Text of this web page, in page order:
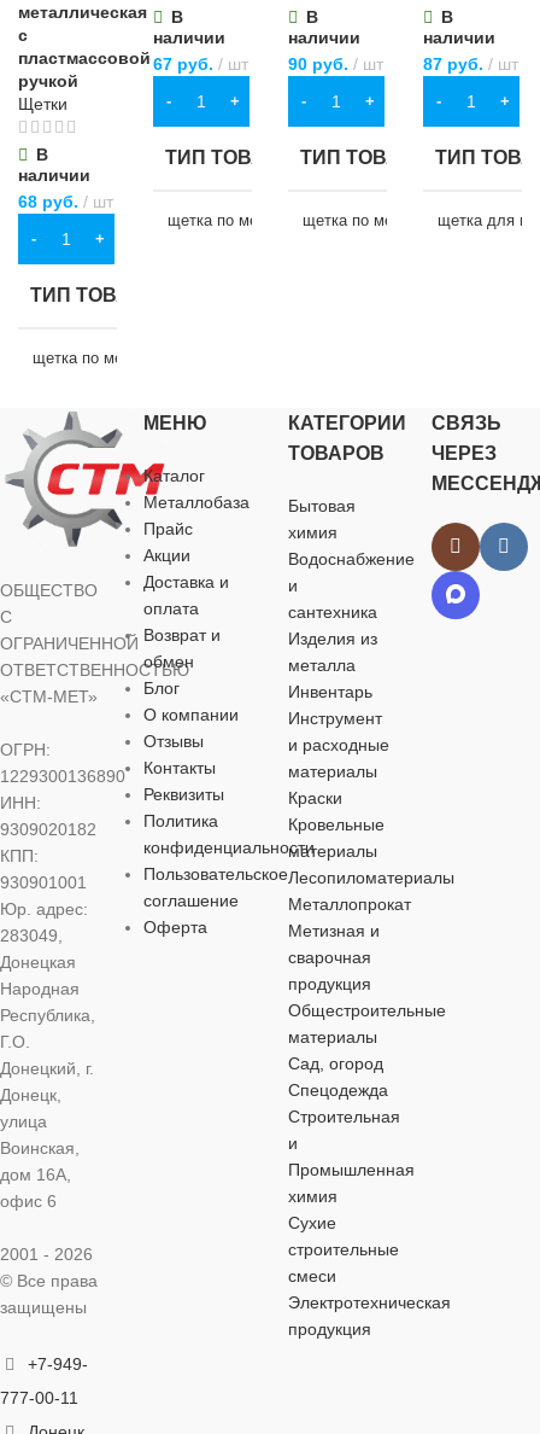
металлическая
с
пластмассовой
ручкой
Щетки
В
наличии
68 руб. шт
В КОРЗИНУ
ТИП ТОВАРА
щетка по металлу
НАЗНАЧЕНИЕ
для хозяйственно-
бытовых нужд
Sparta
МАТЕРИАЛ
металл,пластик
В
наличии
67 руб. шт
В КОРЗИНУ
ТИП ТОВАРА
щетка по металлу
Профессионал
МАТЕРИАЛ
дерево
В
наличии
90 руб. шт
В КОРЗИНУ
ТИП ТОВАРА
щетка по металлу
Sparta
МАТЕРИАЛ
дерево ,пластик
В
наличии
87 руб. шт
В КОРЗИНУ
ТИП
щетка для
ЦВЕТ
ОБЩЕСТВО
С
ОГРАНИЧЕННОЙ
ОТВЕТСТВЕННОСТЬЮ
«СТМ-МЕТ»
ОГРН:
1229300136890
ИНН:
9309020182
КПП:
930901001
Юр. адрес:
283049,
Донецкая
Народная
Республика,
Г.О.
Донецкий, г.
Донецк,
улица
Воинская,
дом 16А,
офис 6
2001 - 2026
© Все права
защищены
+7-949-
777-00-11
МЕНЮ
Каталог
Металлобаза
Прайс
Акции
Доставка и
оплата
Возврат и
обмен
Блог
О компании
Отзывы
Контакты
Реквизиты
Политика
конфиденциальности
Пользовательское
соглашение
Оферта
КАТЕГОРИИ
ТОВАРОВ
Бытовая
химия
Водоснабжение
и
сантехника
Изделия из
металла
Инвентарь
Инструмент
и расходные
материалы
Краски
Кровельные
материалы
Лесопиломатериалы
Металлопрокат
Метизная и
сварочная
продукция
Общестроительные
материалы
Сад, огород
Спецодежда
Строительная
и
Промышленная
химия
Сухие
строительные
смеси
Электротехническая
продукция
СВЯЗЬ
ЧЕРЕЗ